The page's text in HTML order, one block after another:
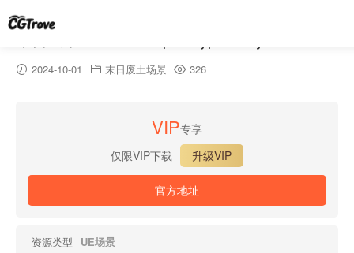
2024-10-01 末日废土场景 326
VIP专享
仅限VIP下载
升级VIP
官方地址
资源类型
UE场景